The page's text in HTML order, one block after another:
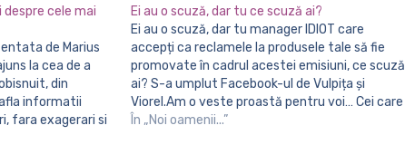
cele mai
la cea de a
din
informatii
fara exagerari si
voastra sa
Ei au o scuză, dar tu ce scuză ai?
Ei au o scuză, dar tu manager IDIOT care
accepți ca reclamele la produsele tale să fie
promovate în cadrul acestei emisiuni, ce scuză
ai? S-a umplut Facebook-ul de Vulpița și
Viorel.Am o veste proastă pentru voi… Cei care
urmăriți. Voi sunteți proștii!!!!Nu acei amărâți
În „Noi oamenii...”